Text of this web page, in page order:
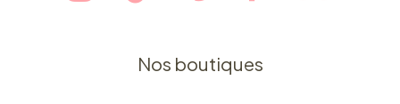
Nos boutiques